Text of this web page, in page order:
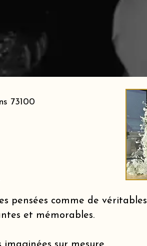
73100
pensées comme de véritables
et mémorables.